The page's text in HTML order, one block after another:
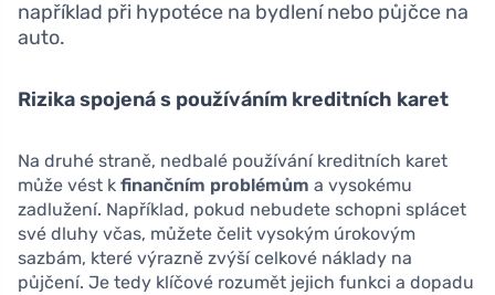
například při hypotéce na bydlení nebo půjčce na
auto.
Rizika spojená s používáním kreditních karet
Na druhé straně, nedbalé používání kreditních karet
může vést k finančním problémům a vysokému
zadlužení. Například, pokud nebudete schopni splácet
své dluhy včas, můžete čelit vysokým úrokovým
sazbám, které výrazně zvýší celkové náklady na
půjčení. Je tedy klíčové rozumět jejich funkci a dopadu